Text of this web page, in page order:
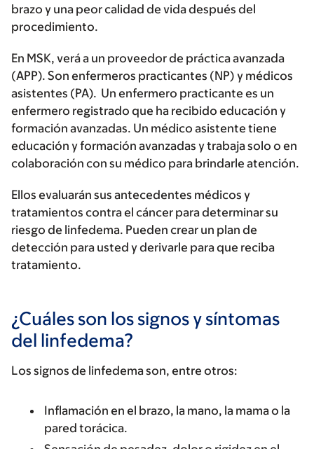
brazo y una peor calidad de vida después del
procedimiento.
En MSK, verá a un proveedor de práctica avanzada
(APP). Son enfermeros practicantes (NP) y médicos
asistentes (PA). Un enfermero practicante es un
enfermero registrado que ha recibido educación y
formación avanzadas. Un médico asistente tiene
educación y formación avanzadas y trabaja solo o en
colaboración con su médico para brindarle atención.
Ellos evaluarán sus antecedentes médicos y
tratamientos contra el cáncer para determinar su
riesgo de linfedema. Pueden crear un plan de
detección para usted y derivarle para que reciba
tratamiento.
¿Cuáles son los signos y síntomas
del linfedema?
Los signos de linfedema son, entre otros:
Inflamación en el brazo, la mano, la mama o la
pared torácica.